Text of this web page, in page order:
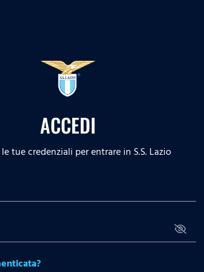
ACCEDI
tue credenziali per entrare in S.S. Lazio